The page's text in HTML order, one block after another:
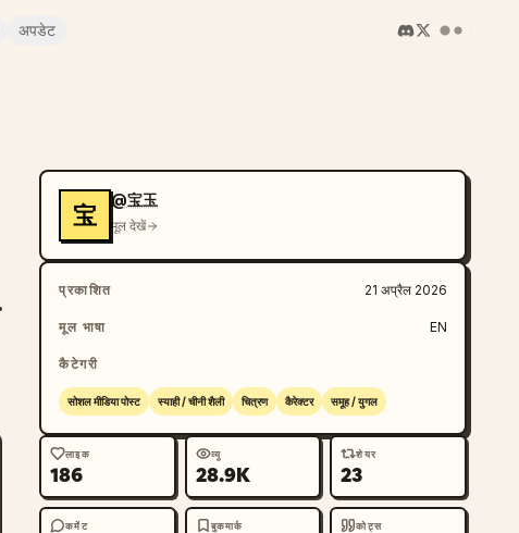
अपडेट
宝
@宝玉
मूल देखें
प्रकाशित 21 अप्रैल 2026
मूल भाषा EN
कैटेगरी
सोशल मीडिया पोस्ट स्याही / चीनी शैली चित्रण कैरेक्टर समूह / युगल
लाइक
186
व्यू
28.9K
शेयर
23
कमेंट बुकमार्क कोट्स